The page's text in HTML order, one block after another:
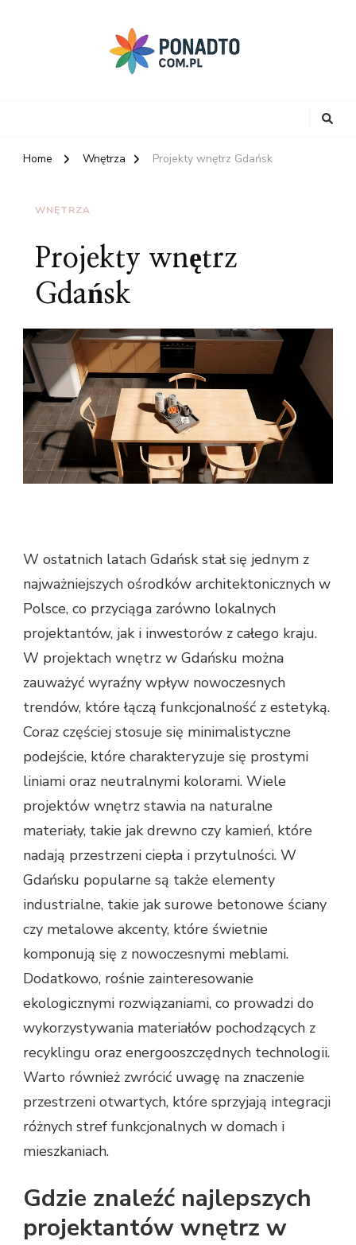
Home Wnętrza Projekty wnętrz Gdańsk
WNĘTRZA
Projekty wnętrz
Gdańsk
W ostatnich latach Gdańsk stał się jednym z
najważniejszych ośrodków architektonicznych w
Polsce, co przyciąga zarówno lokalnych
projektantów, jak i inwestorów z całego kraju.
W projektach wnętrz w Gdańsku można
zauważyć wyraźny wpływ nowoczesnych
trendów, które łączą funkcjonalność z estetyką.
Coraz częściej stosuje się minimalistyczne
podejście, które charakteryzuje się prostymi
liniami oraz neutralnymi kolorami. Wiele
projektów wnętrz stawia na naturalne
materiały, takie jak drewno czy kamień, które
nadają przestrzeni ciepła i przytulności. W
Gdańsku popularne są także elementy
industrialne, takie jak surowe betonowe ściany
czy metalowe akcenty, które świetnie
komponują się z nowoczesnymi meblami.
Dodatkowo, rośnie zainteresowanie
ekologicznymi rozwiązaniami, co prowadzi do
wykorzystywania materiałów pochodzących z
recyklingu oraz energooszczędnych technologii.
Warto również zwrócić uwagę na znaczenie
przestrzeni otwartych, które sprzyjają integracji
różnych stref funkcjonalnych w domach i
mieszkaniach.
Gdzie znaleźć najlepszych
projektantów wnętrz w